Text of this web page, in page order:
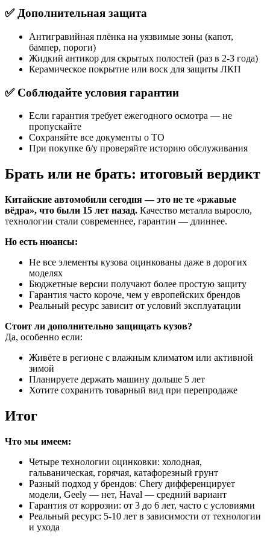
✅ Дополнительная защита
Антигравийная плёнка на уязвимые зоны (капот,
бампер, пороги)
Жидкий антикор для скрытых полостей (раз в 2-3 года)
Керамическое покрытие или воск для защиты ЛКП
✅ Соблюдайте условия гарантии
Если гарантия требует ежегодного осмотра — не
пропускайте
Сохраняйте все документы о ТО
При покупке б/у проверяйте историю обслуживания
Брать или не брать: итоговый вердикт
Китайские автомобили сегодня — это не те «ржавые
вёдра», что были 15 лет назад. Качество металла выросло,
технологии стали современнее, гарантии — длиннее.
Но есть нюансы:
Не все элементы кузова оцинкованы даже в дорогих
моделях
Бюджетные версии получают более простую защиту
Гарантия часто короче, чем у европейских брендов
Реальный ресурс зависит от условий эксплуатации
Стоит ли дополнительно защищать кузов?
Да, особенно если:
Живёте в регионе с влажным климатом или активной
зимой
Планируете держать машину дольше 5 лет
Хотите сохранить товарный вид при перепродаже
Итог
Что мы имеем:
Четыре технологии оцинковки: холодная,
гальваническая, горячая, катафорезный грунт
Разный подход у брендов: Chery дифференцирует
модели, Geely — нет, Haval — средний вариант
Гарантия от коррозии: от 3 до 6 лет, часто с условиями
Реальный ресурс: 5-10 лет в зависимости от технологии
и ухода